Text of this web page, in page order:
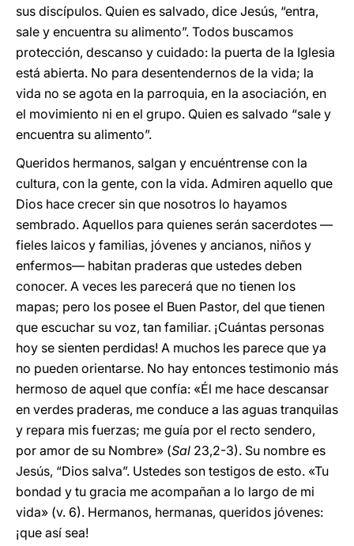
sus discípulos. Quien es salvado, dice Jesús, “entra,
sale y encuentra su alimento”. Todos buscamos
protección, descanso y cuidado: la puerta de la Iglesia
está abierta. No para desentendernos de la vida; la
vida no se agota en la parroquia, en la asociación, en
el movimiento ni en el grupo. Quien es salvado “sale y
encuentra su alimento”.
Queridos hermanos, salgan y encuéntrense con la
cultura, con la gente, con la vida. Admiren aquello que
Dios hace crecer sin que nosotros lo hayamos
sembrado. Aquellos para quienes serán sacerdotes —
fieles laicos y familias, jóvenes y ancianos, niños y
enfermos— habitan praderas que ustedes deben
conocer. A veces les parecerá que no tienen los
mapas; pero los posee el Buen Pastor, del que tienen
que escuchar su voz, tan familiar. ¡Cuántas personas
hoy se sienten perdidas! A muchos les parece que ya
no pueden orientarse. No hay entonces testimonio más
hermoso de aquel que confía: «Él me hace descansar
en verdes praderas, me conduce a las aguas tranquilas
y repara mis fuerzas; me guía por el recto sendero,
por amor de su Nombre» (Sal 23,2-3). Su nombre es
Jesús, “Dios salva”. Ustedes son testigos de esto. «Tu
bondad y tu gracia me acompañan a lo largo de mi
vida» (v. 6). Hermanos, hermanas, queridos jóvenes:
¡que así sea!